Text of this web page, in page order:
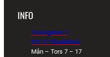
INFO
Truckgatan 1,
931 27 Skellefteå
Mån – Tors 7 – 17